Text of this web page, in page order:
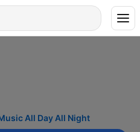
All Day All Night